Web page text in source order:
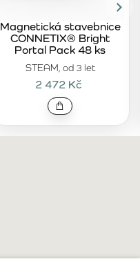
STEAM, od 3 let
Magnetická stavebnice
CONNETIX® Bright
Portal Pack 48 ks
2 472 Kč